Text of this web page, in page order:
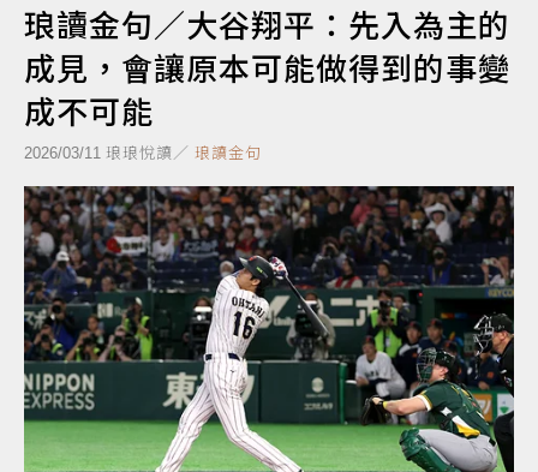
琅讀金句／大谷翔平：先入為主的
成見，會讓原本可能做得到的事變
成不可能
2026/03/11 琅琅悅讀／ 琅讀金句